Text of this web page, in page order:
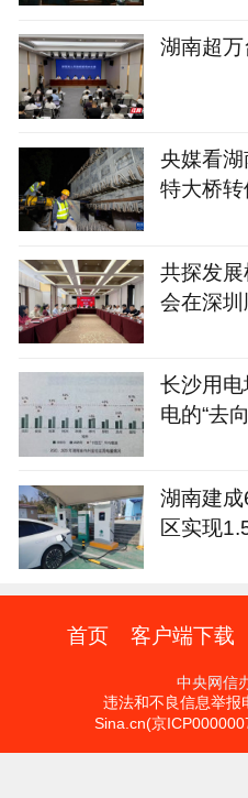
湖南超
央媒看
特大桥
共探发
会在深
长沙用
电的“去
湖南建
区实现
首页 客户端下载
中央网信
违法和不良信息举
Sina.cn(京